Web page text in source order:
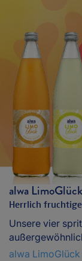
alwa LimoGlück
Herrlich
Unsere vier
alwa LimoGlück